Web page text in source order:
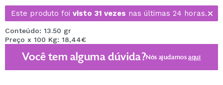
Este produto foi visto 31 vezes nas últimas 24 horas.
Conteúdo: 13.50 gr
Preço x 100 Kg: 18,44€
Você tem alguma dúvida?Nós ajudamosaqui